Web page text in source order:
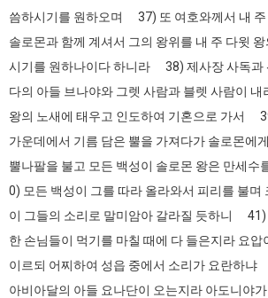
씀하시기를 원하오며 37) 또 여호와께서 내 주
솔로몬과 함께 계셔서 그의 왕위를 내 주 다윗
시기를 원하나이다 하니라 38) 제사장 사독과
다의 아들 브나야와 그렛 사람과 블렛 사람이 내
왕의 노새에 태우고 인도하여 기혼으로 가서
가운데에서 기름 담은 뿔을 가져다가 솔로몬에
뿔나팔을 불고 모든 백성이 솔로몬 왕은 만세
0) 모든 백성이 그를 따라 올라와서 피리를 불며
이 그들의 소리로 말미암아 갈라질 듯하니 41)
한 손님들이 먹기를 마칠 때에 다 들은지라 요압
이르되 어찌하여 성읍 중에서 소리가 요란하
아비아달의 아들 요나단이 오는지라 아도니야